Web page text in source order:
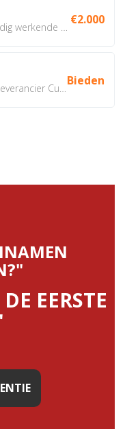
€2.000
Bieden
EERSTE